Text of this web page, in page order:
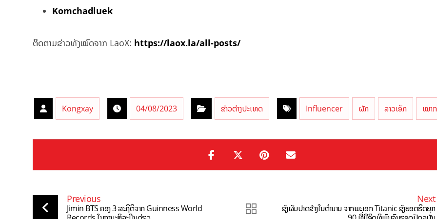
Komchadluek
ຕິດຕາມຂ່າວທັງໝົດຈາກ LaoX: https://laox.la/all-posts/
Kongxay 04/08/2023 ຂ່າວຕ່າງປະເທດ Influencer ຜັກ ລາວເອັກ ໝາ
Previous
Jimin BTS ຄອງ 3 ສະຖິຕິຈາກ Guinness World
Next
ຊົງຜົມປາດຂ້າງໃນຕຳນານ ຈາກພະເອກ Titanic ຊົງຍອດຮິດຍຸກ